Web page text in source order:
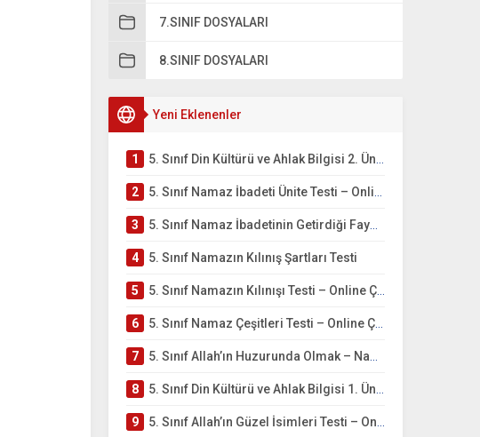
7.SINIF DOSYALARI
8.SINIF DOSYALARI
Yeni Eklenenler
1 5. Sınıf Din Kültürü ve Ahlak Bilgisi 2. Ünite: Namaz İbadeti Çalışmaları
2 5. Sınıf Namaz İbadeti Ünite Testi – Online Çöz
3 5. Sınıf Namaz İbadetinin Getirdiği Faydalar Testi
4 5. Sınıf Namazın Kılınış Şartları Testi
5 5. Sınıf Namazın Kılınışı Testi – Online Çöz
6 5. Sınıf Namaz Çeşitleri Testi – Online Çöz
7 5. Sınıf Allah’ın Huzurunda Olmak – Namaz İbadeti Testi
8 5. Sınıf Din Kültürü ve Ahlak Bilgisi 1. Ünite: Allah İnancı Çalışmaları
9 5. Sınıf Allah’ın Güzel İsimleri Testi – Online Çöz